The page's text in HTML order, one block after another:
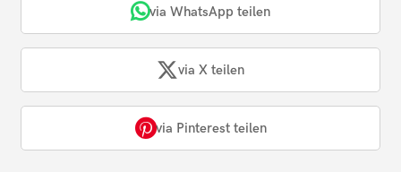
via WhatsApp teilen
via X teilen
via Pinterest teilen